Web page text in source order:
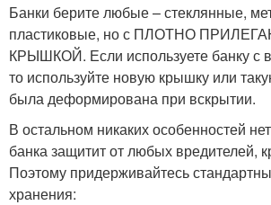
Банки берите любые – стеклянные,
пластиковые, но с ПЛОТНО
КРЫШКОЙ. Если используете банку с
то используйте новую крышку или
была деформирована при вскрытии.
В остальном никаких особенностей
банка защитит от любых вредителей,
Поэтому придерживайтесь
хранения: